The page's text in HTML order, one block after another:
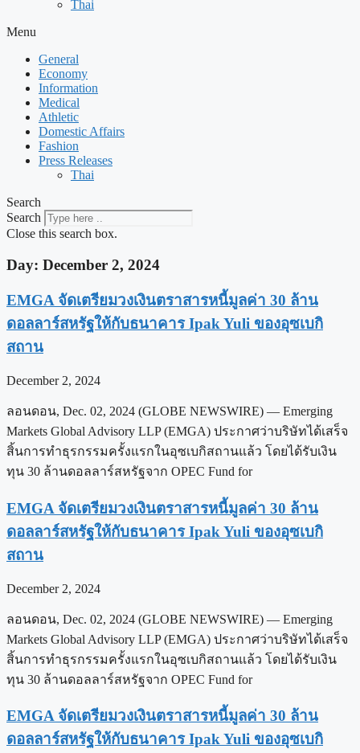
Thai
Menu
General
Economy
Information
Medical
Athletic
Domestic Affairs
Fashion
Press Releases
Thai
Search
Search
Close this search box.
Day: December 2, 2024
EMGA จัดเตรียมวงเงินตราสารหนี้มูลค่า 30 ล้าน
ดอลลาร์สหรัฐให้กับธนาคาร Ipak Yuli ของอุซเบกิ
สถาน
December 2, 2024
ลอนดอน, Dec. 02, 2024 (GLOBE NEWSWIRE) — Emerging
Markets Global Advisory LLP (EMGA) ประกาศว่าบริษัทได้เสร็จ
สิ้นการทำธุรกรรมครั้งแรกในอุซเบกิสถานแล้ว โดยได้รับเงิน
ทุน 30 ล้านดอลลาร์สหรัฐจาก OPEC Fund for
EMGA จัดเตรียมวงเงินตราสารหนี้มูลค่า 30 ล้าน
ดอลลาร์สหรัฐให้กับธนาคาร Ipak Yuli ของอุซเบกิ
สถาน
December 2, 2024
ลอนดอน, Dec. 02, 2024 (GLOBE NEWSWIRE) — Emerging
Markets Global Advisory LLP (EMGA) ประกาศว่าบริษัทได้เสร็จ
สิ้นการทำธุรกรรมครั้งแรกในอุซเบกิสถานแล้ว โดยได้รับเงิน
ทุน 30 ล้านดอลลาร์สหรัฐจาก OPEC Fund for
EMGA จัดเตรียมวงเงินตราสารหนี้มูลค่า 30 ล้าน
ดอลลาร์สหรัฐให้กับธนาคาร Ipak Yuli ของอุซเบกิ